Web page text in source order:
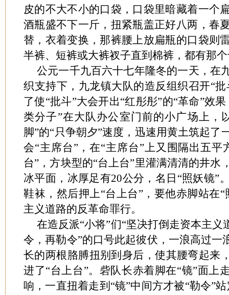
皮的不大不小的口袋，口袋里暗藏着一个
酒瓶盛不下一斤，扭紧瓶盖正好八两，春
替，衣着变换，那裤腰上放扁瓶的口袋则
半裤、短裤或大裤衩子直到棉裤，都有那
公元一千九百六十七年隆冬的一天，在
织支持下，九龙镇大队的造反组织召开“
了使“批斗”大会开出“红彤彤”的“革命”效
类分子”在大队办公室门前的小广场上，
脚”的“只争朝夕”速度，迅速用黄土筑起了
会“主席台”，在“主席台”上又围隔出五平
台”，方块型的“台上台”里灌满清清的井水
冰平面，冰厚足有20公分，名日“照妖镜”
鞋袜，然后押上“台上台”，要他赤脚站在
主义道路的反革命罪行。
在造反派“小将”们“坚决打倒走资本主义
令，再勒令”的口号此起彼伏，一浪高过一
长的两根胳膊扭别到身后，使其腰弯起来
进了“台上台”。砦队长赤着脚在“镜”面上
响，一直扭着走到“镜”中间方才被“勒令”